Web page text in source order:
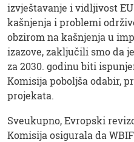
izvještavanje i vidljivost
kašnjenja i problemi
obzirom na kašnjenja u
izazove, zaključili smo da
za 2030. godinu biti
Komisija poboljša odabir,
projekata.
Sveukupno, Evropski
Komisija osigurala da